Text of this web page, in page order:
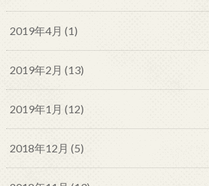
2019年4月 (1)
2019年2月 (13)
2019年1月 (12)
2018年12月 (5)